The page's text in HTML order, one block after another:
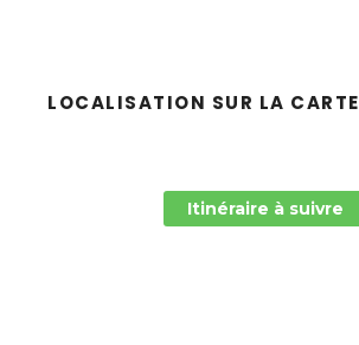
LOCALISATION SUR LA CARTE
Itinéraire à suivre